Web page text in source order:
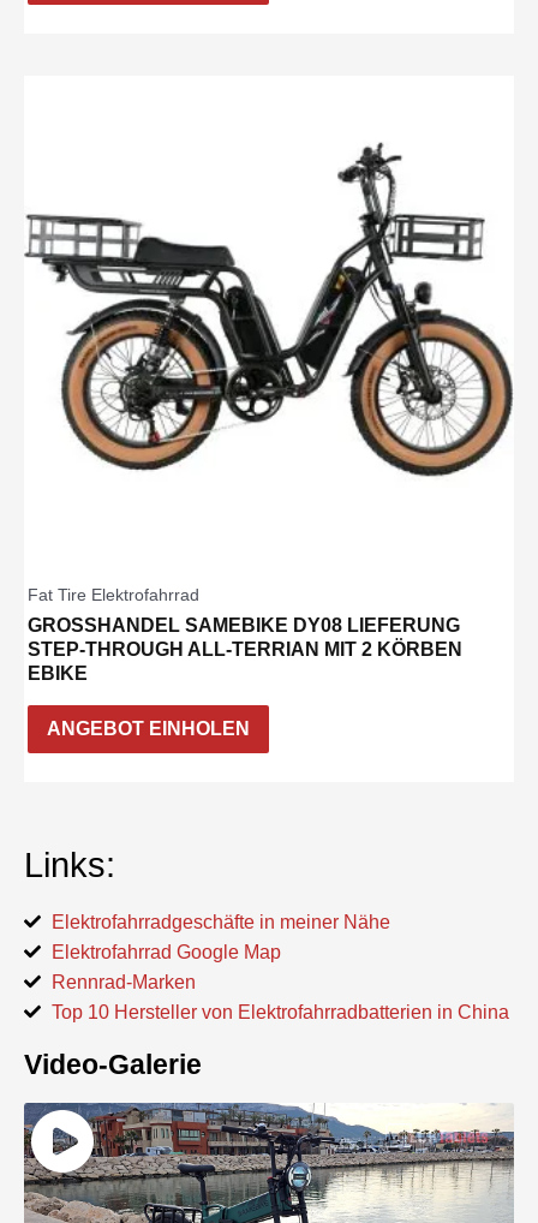
Fat Tire Elektrofahrrad
GROSSHANDEL SAMEBIKE DY08 LIEFERUNG S
TEP-THROUGH ALL-TERRIAN MIT 2 KÖRBEN E
BIKE
ANGEBOT EINHOLEN
Links:
Elektrofahrradgeschäfte in meiner Nähe
Elektrofahrrad Google Map
Rennrad-Marken
Top 10 Hersteller von Elektrofahrradbatterien in China
Video-Galerie